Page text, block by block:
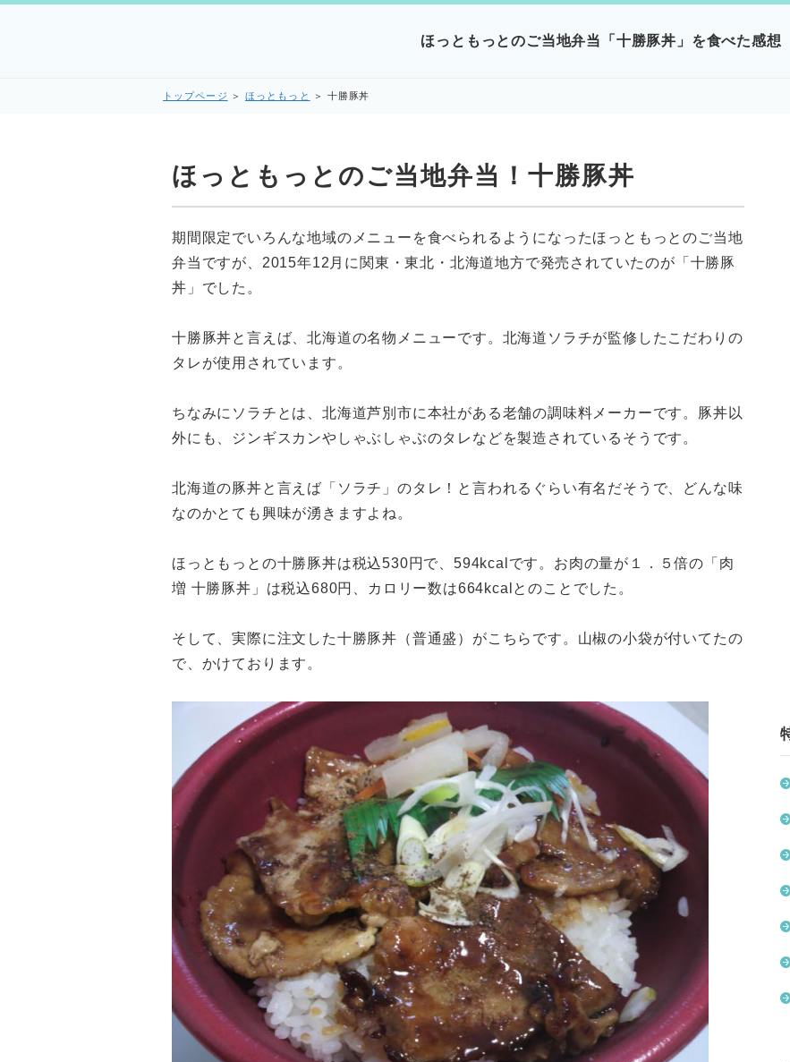
ほっともっとのご当地弁当「十勝豚丼」を食べた感想
トップページ ＞ほっともっと ＞十勝豚丼
ほっともっとのご当地弁当！十勝豚丼
期間限定でいろんな地域のメニューを食べられるようになったほっともっとのご当地
弁当ですが、2015年12月に関東・東北・北海道地方で発売されていたのが「十勝豚
丼」でした。
十勝豚丼と言えば、北海道の名物メニューです。北海道ソラチが監修したこだわりの
タレが使用されています。
ちなみにソラチとは、北海道芦別市に本社がある老舗の調味料メーカーです。豚丼以
外にも、ジンギスカンやしゃぶしゃぶのタレなどを製造されているそうです。
北海道の豚丼と言えば「ソラチ」のタレ！と言われるぐらい有名だそうで、どんな味
なのかとても興味が湧きますよね。
ほっともっとの十勝豚丼は税込530円で、594kcalです。お肉の量が１．５倍の「肉
増 十勝豚丼」は税込680円、カロリー数は664kcalとのことでした。
そして、実際に注文した十勝豚丼（普通盛）がこちらです。山椒の小袋が付いてたの
で、かけております。